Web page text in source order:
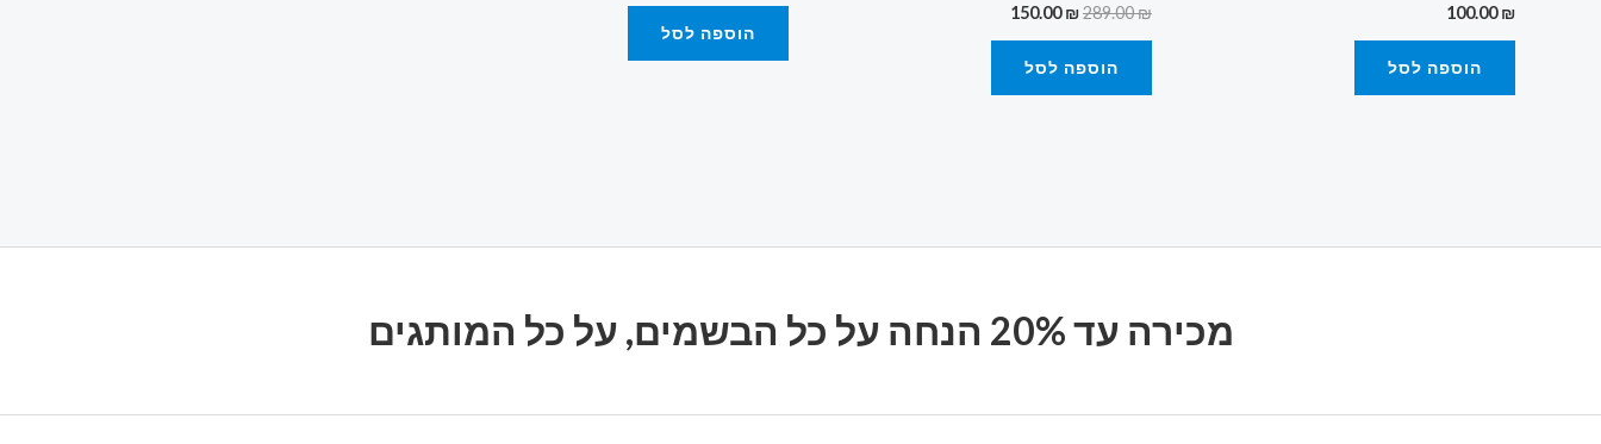
100.00₪
הוספה לסל
289.00₪
150.00₪
הוספה לסל
הוספה לסל
מכירה עד 20% הנחה על כל הבשמים, על כל המותגים